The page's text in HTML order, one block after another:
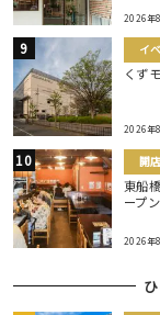
2026年
イ
くず
2026年
開
東船
ープ
2026年